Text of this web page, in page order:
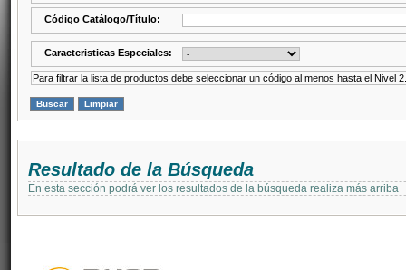
Código Catálogo/Título:
Caracteristicas Especiales:
Para filtrar la lista de productos debe seleccionar un código al menos hasta el Nivel 2.
Resultado de la Búsqueda
En esta sección podrá ver los resultados de la búsqueda realiza más arriba